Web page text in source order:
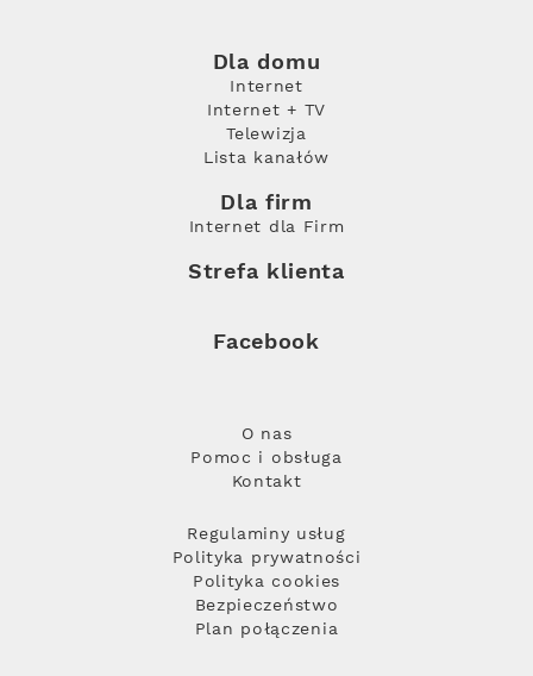
Dla domu
Internet
Internet + TV
Telewizja
Lista kanałów
Dla firm
Internet dla Firm
Strefa klienta
Facebook
O nas
Pomoc i obsługa
Kontakt
Regulaminy usług
Polityka prywatności
Polityka cookies
Bezpieczeństwo
Plan połączenia